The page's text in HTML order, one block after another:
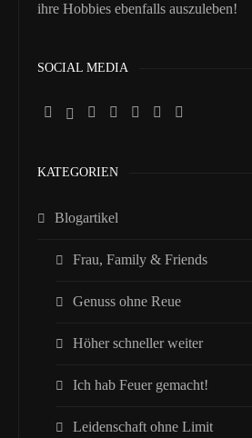
ihre Hobbies ebenfalls auszuleben!
SOCIAL MEDIA
KATEGORIEN
Blogartikel
Frau, Family & Friends
Genuss ohne Reue
Höher schneller weiter
Ich hab Feuer gemacht!
Leidenschaft ohne Limit